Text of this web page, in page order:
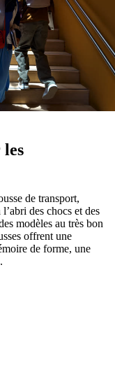
de transport,
des chocs et des
modèles au très bon
offrent une
de forme, une